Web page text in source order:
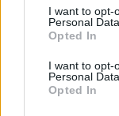
I want to opt-
Personal Data.
Opted In
I want to opt-
Personal
Opted In